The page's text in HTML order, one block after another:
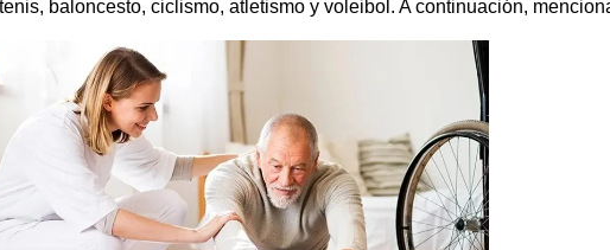
baloncesto, ciclismo, atletismo y voleibol. A continuación,